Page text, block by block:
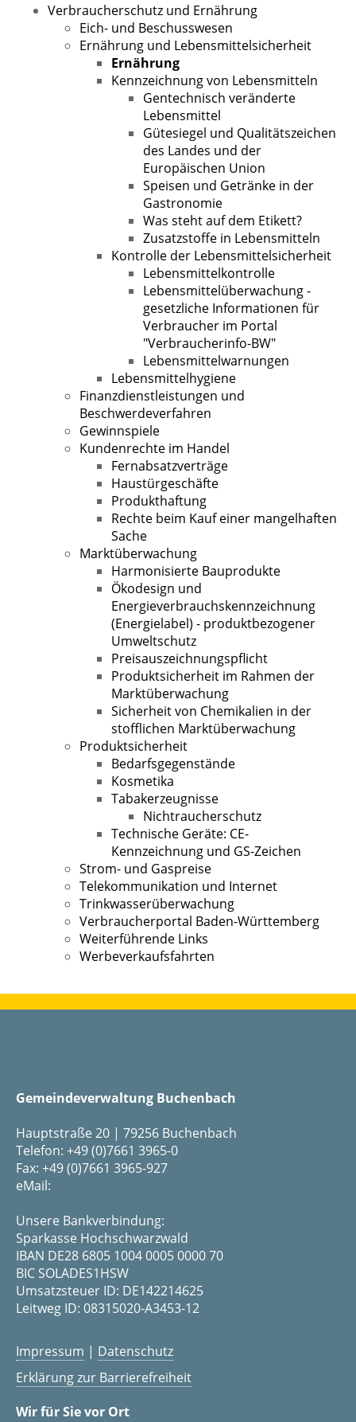
Verbraucherschutz und Ernährung
Eich- und Beschusswesen
Ernährung und Lebensmittelsicherheit
Ernährung
Kennzeichnung von Lebensmitteln
Gentechnisch veränderte
Lebensmittel
Gütesiegel und Qualitätszeichen
des Landes und der
Europäischen Union
Speisen und Getränke in der
Gastronomie
Was steht auf dem Etikett?
Zusatzstoffe in Lebensmitteln
Kontrolle der Lebensmittelsicherheit
Lebensmittelkontrolle
Lebensmittelüberwachung -
gesetzliche Informationen für
Verbraucher im Portal
"Verbraucherinfo-BW"
Lebensmittelwarnungen
Lebensmittelhygiene
Finanzdienstleistungen und
Beschwerdeverfahren
Gewinnspiele
Kundenrechte im Handel
Fernabsatzverträge
Haustürgeschäfte
Produkthaftung
Rechte beim Kauf einer mangelhaften
Sache
Marktüberwachung
Harmonisierte Bauprodukte
Ökodesign und
Energieverbrauchskennzeichnung
(Energielabel) - produktbezogener
Umweltschutz
Preisauszeichnungspflicht
Produktsicherheit im Rahmen der
Marktüberwachung
Sicherheit von Chemikalien in der
stofflichen Marktüberwachung
Produktsicherheit
Bedarfsgegenstände
Kosmetika
Tabakerzeugnisse
Nichtraucherschutz
Technische Geräte: CE-
Kennzeichnung und GS-Zeichen
Strom- und Gaspreise
Telekommunikation und Internet
Trinkwasserüberwachung
Verbraucherportal Baden-Württemberg
Weiterführende Links
Werbeverkaufsfahrten
Gemeindeverwaltung Buchenbach
Hauptstraße 20 | 79256 Buchenbach
Telefon: +49 (0)7661 3965-0
Fax: +49 (0)7661 3965-927
eMail:
Unsere Bankverbindung:
Sparkasse Hochschwarzwald
IBAN DE28 6805 1004 0005 0000 70
BIC SOLADES1HSW
Umsatzsteuer ID: DE142214625
Leitweg ID: 08315020-A3453-12
Impressum | Datenschutz
Erklärung zur Barrierefreiheit
Wir für Sie vor Ort